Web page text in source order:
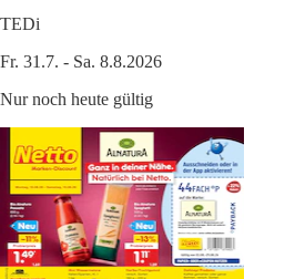
TEDi
Fr. 31.7. - Sa. 8.8.2026
Nur noch heute gültig